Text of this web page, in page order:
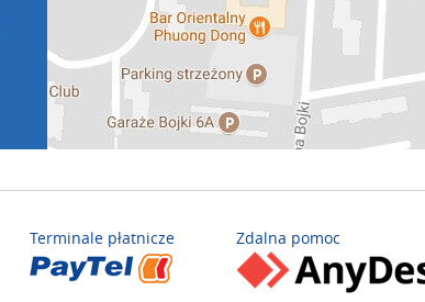
Terminale płatnicze Zdalna pomoc